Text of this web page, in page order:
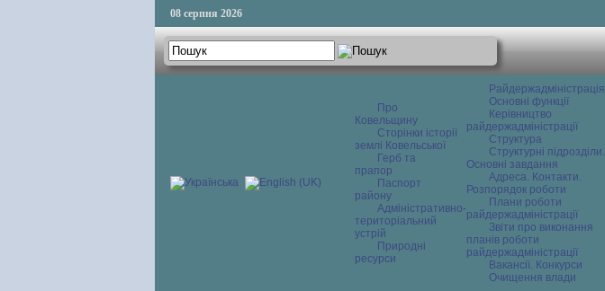
08 серпня 2026
Про
Ковельщину
Сторінки історії
землі Ковельської
Герб та
прапор
Паспорт
району
Адміністративно-
територіальний
устрій
Природні
ресурси
Райдержадміністрація
Основні функції
Керівництво
райдержадміністрації
Структура
Структурні підрозділи.
Основні завдання
Адреса. Контакти.
Розпорядок роботи
Плани роботи
райдержадміністрації
Звіти про виконання
планів роботи
райдержадміністрації
Вакансії. Конкурси
Очищення влади